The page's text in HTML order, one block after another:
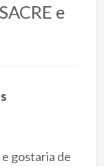
e
gostaria de